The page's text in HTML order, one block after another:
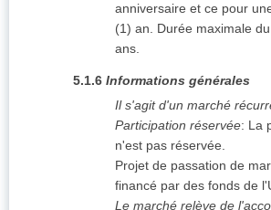
anniversaire et ce pour
(1) an. Durée maximale
ans.
5.1.6 Informations générales
Il s'agit d'un marché
Participation réservée: La
n'est pas réservée.
Projet de passation de
financé par des fonds de
Le marché relève de